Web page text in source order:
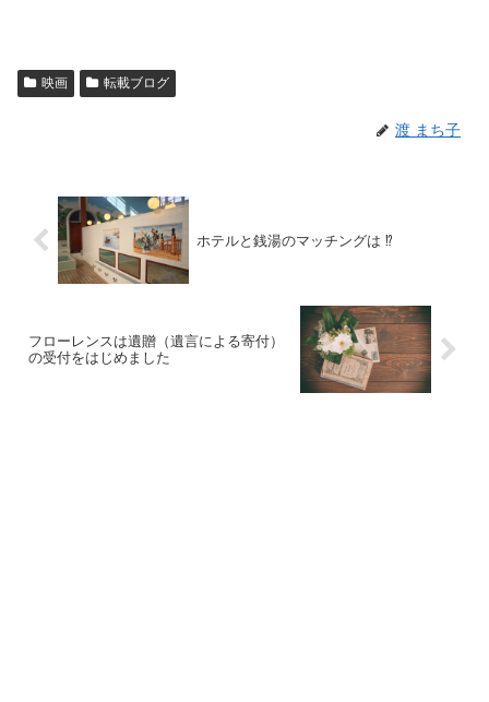
映画 転載ブログ
渡 まち子
ホテルと銭湯のマッチングは ⁉︎
フローレンスは遺贈（遺言による寄付）
の受付をはじめました